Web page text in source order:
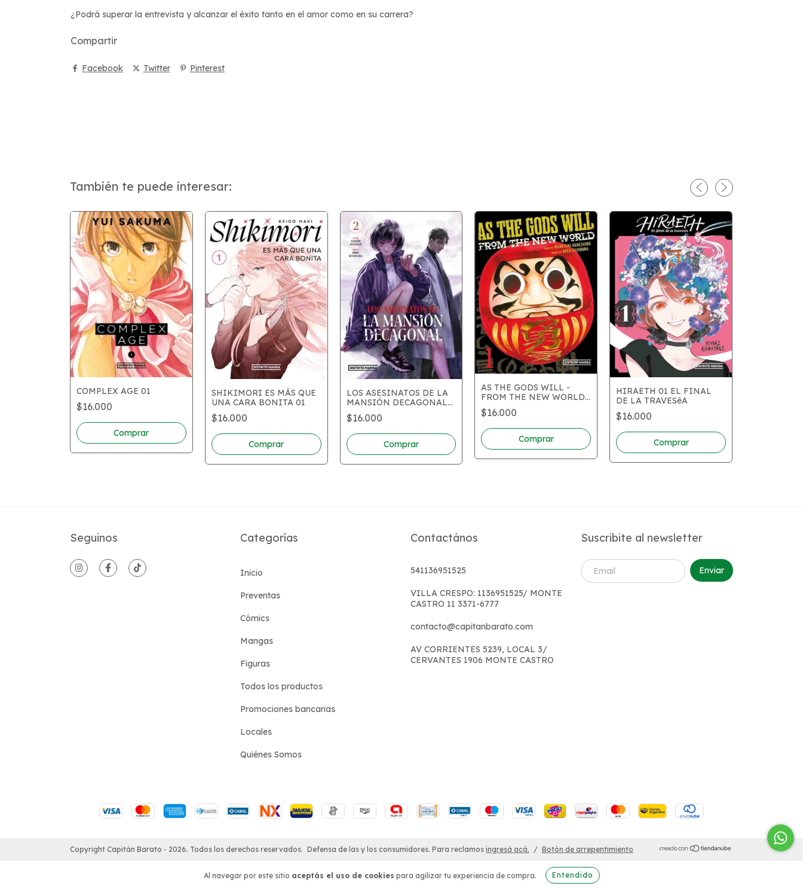
Al navegar por este sitio aceptás el uso de cookies para agilizar tu experiencia de compra. Entendido
¿Podrá superar la entrevista y alcanzar el éxito tanto en el amor como en su carrera?
Compartir
Facebook Twitter Pinterest
También te puede interesar:
COMPLEX AGE 01
$16.000
SHIKIMORI ES MÁS QUE
UNA CARA BONITA 01
$16.000
LOS ASESINATOS DE LA
MANSIÓN DECAGONAL
02
$16.000
AS THE GODS WILL -
FROM THE NEW WORLD
01
$16.000
HIRAETH 01 EL FINAL
DE LA TRAVESêA
$16.000
Seguinos Categorías
Inicio
Preventas
Cómics
Mangas
Figuras
Todos los productos
Promociones bancarias
Locales
Quiénes Somos
Contactános
541136951525
VILLA CRESPO: 1136951525/ MONTE
CASTRO 11 3371-6777
contacto@capitanbarato.com
AV CORRIENTES 5239, LOCAL 3/
CERVANTES 1906 MONTE CASTRO
Suscribite al newsletter
Copyright Capitán Barato - 2026. Todos los derechos reservados. Defensa de las y los consumidores. Para reclamos ingresá acá. / Botón de arrepentimiento